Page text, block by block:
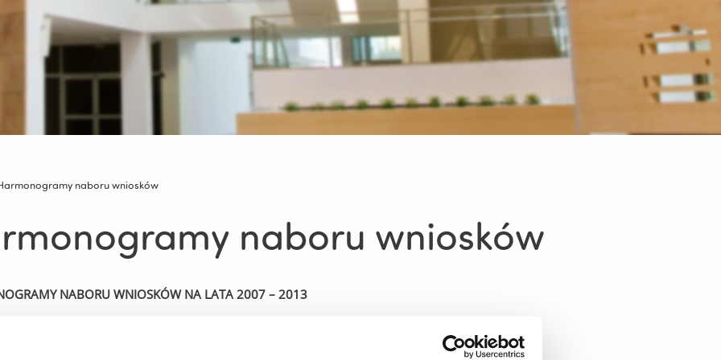
naboru wniosków
naboru wniosków
NABORU WNIOSKÓW NA LATA 2007 – 2013